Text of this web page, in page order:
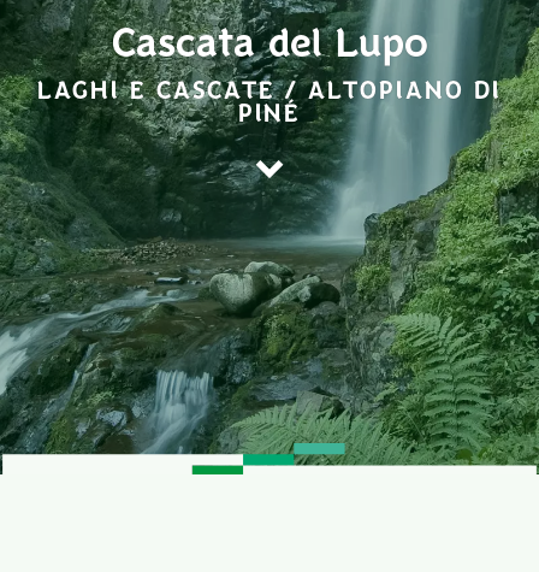
Cascata del Lupo
LAGHI E CASCATE / ALTOPIANO DI
PINÉ